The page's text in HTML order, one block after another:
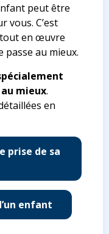
peut être
vous. C’est
en œuvre
au mieux.
mieux.
en
prise de sa
enfant